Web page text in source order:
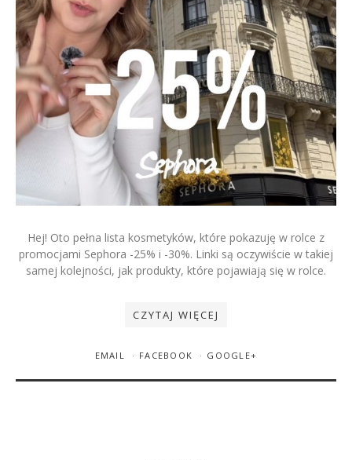
9 LISTOPADA 2025 LENA&LONA 0 KOMENTARZY
Co warto kupić w promo
Sephora -25% i -30% na 75
marek, w tym Fenty, Huda,
Tarte, Glow Recipe? Moja lista
Hej! Oto pełna lista kosmetyków, które pokazuję w rolce z
promocjami Sephora -25% i -30%. Linki są oczywiście w takiej
samej kolejności, jak produkty, które pojawiają się w rolce.
CZYTAJ WIĘCEJ
EMAIL FACEBOOK GOOGLE+